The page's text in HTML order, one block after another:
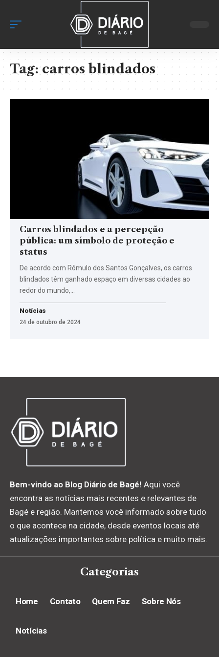
Tag:carros blindados
Carros blindados e a percepção
pública: um símbolo de proteção e
status
De acordo com Rômulo dos Santos Gonçalves, os carros
blindados têm ganhado espaço em diversas cidades ao
redor do mundo,…
Notícias
24 de outubro de 2024
Bem-vindo ao Blog Diário de Bagé! Aqui você
encontra as notícias mais recentes e relevantes de
Bagé e região. Mantemos você informado sobre tudo
o que acontece na cidade, desde eventos locais até
atualizações importantes sobre política e muito mais.
Categorias
Home Contato Quem Faz Sobre Nós
Notícias